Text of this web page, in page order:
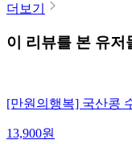
더보기
이 리뷰를 본 유저
[만원의행복] 국산콩
13,900원